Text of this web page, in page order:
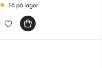
Få på lager